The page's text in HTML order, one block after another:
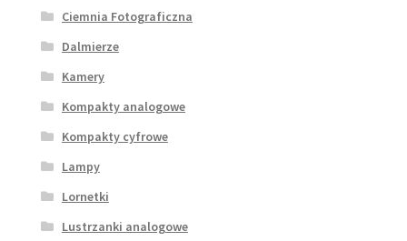
Ciemnia Fotograficzna
Dalmierze
Kamery
Kompakty analogowe
Kompakty cyfrowe
Lampy
Lornetki
Lustrzanki analogowe